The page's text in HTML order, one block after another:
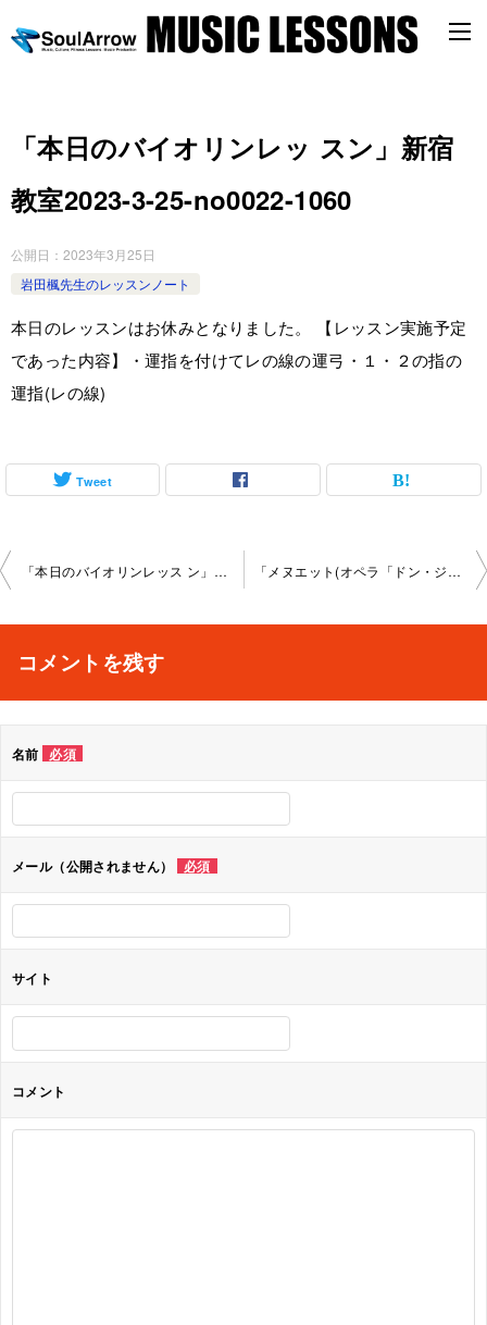
「本日のバイオリンレッ スン」新宿
教室2023-3-25-no0022-1060
公開日： 2023年3月25日
岩田楓先生のレッスンノート
本日のレッスンはお休みとなりました。 【レッスン実施予定
であった内容】・運指を付けてレの線の運弓・１・２の指の
運指(レの線)
Tweet
投
ビ
シ
ョ
ン
「本日のバイオリンレッス ン」新宿教室2023-3-18-no0022-1060 「メヌエット(オペラ「ドン・ジョバンニ」より）、マジ ャールの踊り、ポルカ」新宿教室2023-3-25-no0022-1061
コメントを残す
名前 必須
メール（公開されません） 必須
サイト
コメント